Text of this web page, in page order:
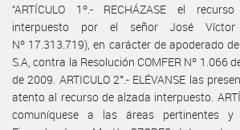
“ARTÍCULO 1º.- RECHÁZASE el
interpuesto por el señor José Víctor
Nº 17.313.719), en carácter de apoderado
S.A, contra la Resolución COMFER Nº 1.066
de 2009. ARTICULO 2°.- ELÉVANSE las
atento al recurso de alzada interpuesto.
comuníquese a las áreas pertinentes y